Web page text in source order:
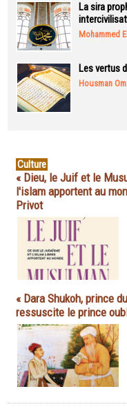
La sira
Mohammed
Les vertus
Housman
Culture
« Dieu, le Juif et le
l'islam apportent au
Privot
« Dara Shukoh, prince
ressuscite le prince